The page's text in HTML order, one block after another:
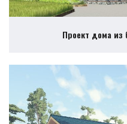
Проект дома из